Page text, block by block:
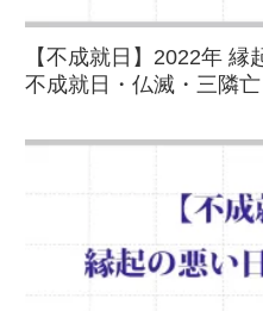
【不成就日】2022年 縁
不成就日・仏滅・三隣亡